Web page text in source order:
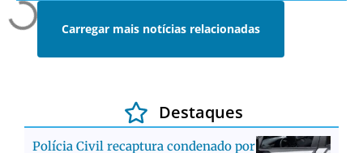
Carregar mais notícias relacionadas
Destaques
Polícia Civil recaptura condenado por